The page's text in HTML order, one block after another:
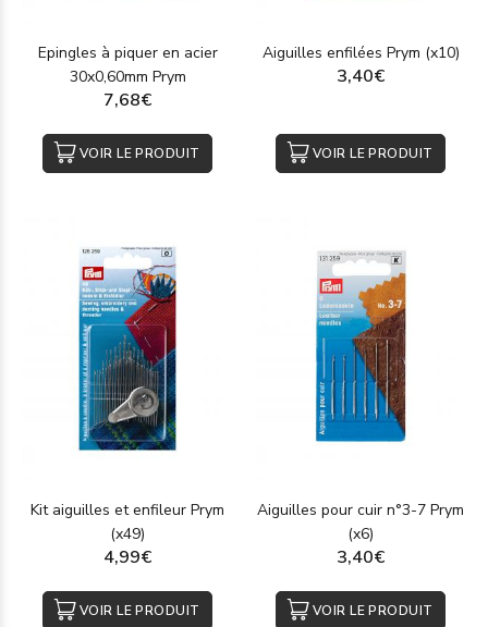
Epingles à piquer en acier
30x0,60mm Prym
7,68€
VOIR LE PRODUIT
Aiguilles enfilées Prym (x10)
3,40€
VOIR LE PRODUIT
Kit aiguilles et enfileur Prym
(x49)
4,99€
VOIR LE PRODUIT
Aiguilles pour cuir n°3-7 Prym
(x6)
3,40€
VOIR LE PRODUIT